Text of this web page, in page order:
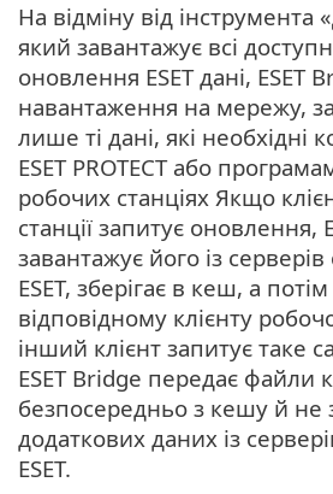
На відміну від інструмента
який завантажує всі
оновлення ESET дані, ESET
навантаження на мережу,
лише ті дані, які необхідні
ESET PROTECT або
робочих станціях Якщо
станції запитує оновлення,
завантажує його із
ESET, зберігає в кеш, а
відповідному клієнту
інший клієнт запитує таке
ESET Bridge передає файли
безпосередньо з кешу й не
додаткових даних із
ESET.